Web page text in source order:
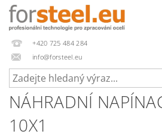
+420 725 484 284
info@forsteel.eu
NÁHRADNÍ
10X1